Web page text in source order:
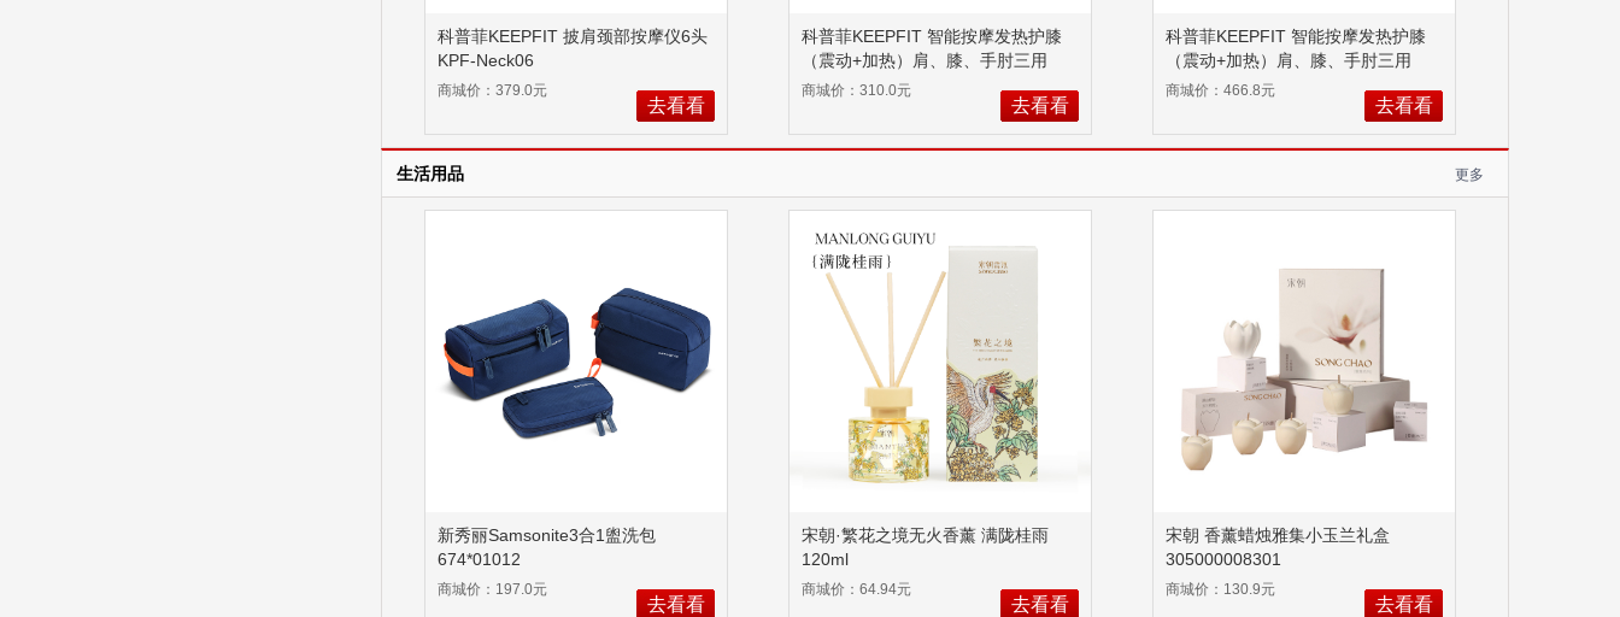
科普菲KEEPFIT 披肩颈部按摩仪6头
KPF-Neck06
商城价：379.0元
去看看
科普菲KEEPFIT 智能按摩发热护膝
（震动+加热）肩、膝、手肘三用
KPF-knee11
商城价：310.0元
去看看
科普菲KEEPFIT 智能按摩发热护膝
（震动+加热）肩、膝、手肘三用
KPF-knee13
商城价：466.8元
去看看
生活用品 更多
新秀丽Samsonite3合1盥洗包
674*01012
商城价：197.0元
去看看
宋朝·繁花之境无火香薰 满陇桂雨
120ml
商城价：64.94元
去看看
宋朝 香薰蜡烛雅集小玉兰礼盒
305000008301
商城价：130.9元
去看看